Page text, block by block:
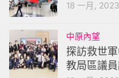
18 一月, 2023
中原內望
探訪救世
教局區議